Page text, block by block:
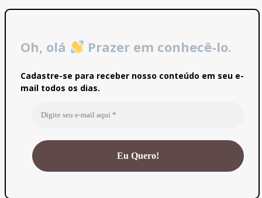
Oh, olá Prazer em conhecê-lo.
Cadastre-se para receber nosso conteúdo em seu e-
mail todos os dias.